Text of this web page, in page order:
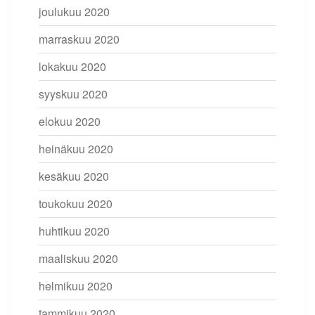
joulukuu 2020
marraskuu 2020
lokakuu 2020
syyskuu 2020
elokuu 2020
heinäkuu 2020
kesäkuu 2020
toukokuu 2020
huhtikuu 2020
maaliskuu 2020
helmikuu 2020